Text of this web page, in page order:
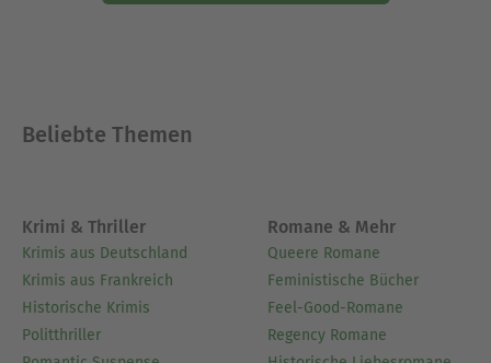
Beliebte Themen
Krimi & Thriller
Krimis aus Deutschland
Krimis aus Frankreich
Historische Krimis
Politthriller
Romane & Mehr
Queere Romane
Feministische Bücher
Feel-Good-Romane
Regency Romane